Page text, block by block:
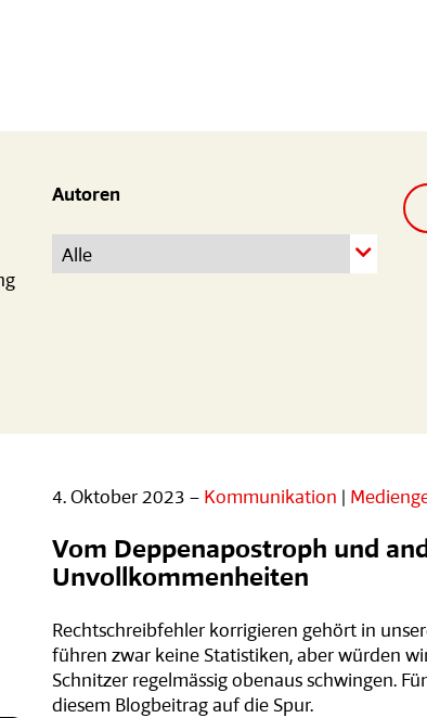
Autoren
4. Oktober 2023 – Kommunikation
Vom Deppenapostroph und
Unvollkommenheiten
Rechtschreibfehler korrigieren gehört in
führen zwar keine Statistiken, aber würden
Schnitzer regelmässig obenaus schwingen.
diesem Blogbeitrag auf die Spur.